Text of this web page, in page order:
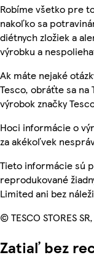
Robíme všetko pre
nakoľko sa
diétnych zložiek a
výrobku a
Ak máte nejaké
Tesco, obráťte sa na
výrobok značky
Hoci informácie o
za akékoľvek
Tieto informácie sú
reprodukované
Limited ani bez
© TESCO STORES
Zatiaľ bez